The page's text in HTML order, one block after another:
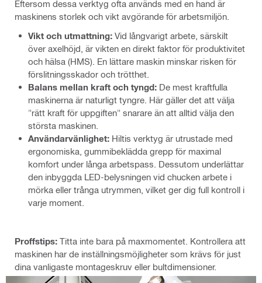
Eftersom dessa verktyg ofta används med en hand är
maskinens storlek och vikt avgörande för arbetsmiljön.
Vikt och utmattning: Vid långvarigt arbete, särskilt
över axelhöjd, är vikten en direkt faktor för produktivitet
och hälsa (HMS). En lättare maskin minskar risken för
förslitningsskador och trötthet.
Balans mellan kraft och tyngd: De mest kraftfulla
maskinerna är naturligt tyngre. Här gäller det att välja
"rätt kraft för uppgiften" snarare än att alltid välja den
största maskinen.
Användarvänlighet: Hiltis verktyg är utrustade med
ergonomiska, gummibeklädda grepp för maximal
komfort under långa arbetspass. Dessutom underlättar
den inbyggda LED-belysningen vid chucken arbete i
mörka eller trånga utrymmen, vilket ger dig full kontroll i
varje moment.
Proffstips: Titta inte bara på maxmomentet. Kontrollera att
maskinen har de inställningsmöjligheter som krävs för just
dina vanligaste montageskruv eller bultdimensioner.